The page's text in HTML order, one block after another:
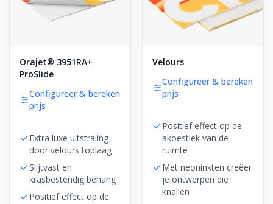
Orajet® 3951RA+
ProSlide
Configureer & bereken
prijs
Extra luxe uitstraling
door velours toplaag
Slijtvast en
krasbestendig behang
Positief effect op de
Velours
Configureer & bereken
prijs
Positief effect op de
akoestiek van de
ruimte
Met neoninkten creëer
je ontwerpen die
knallen